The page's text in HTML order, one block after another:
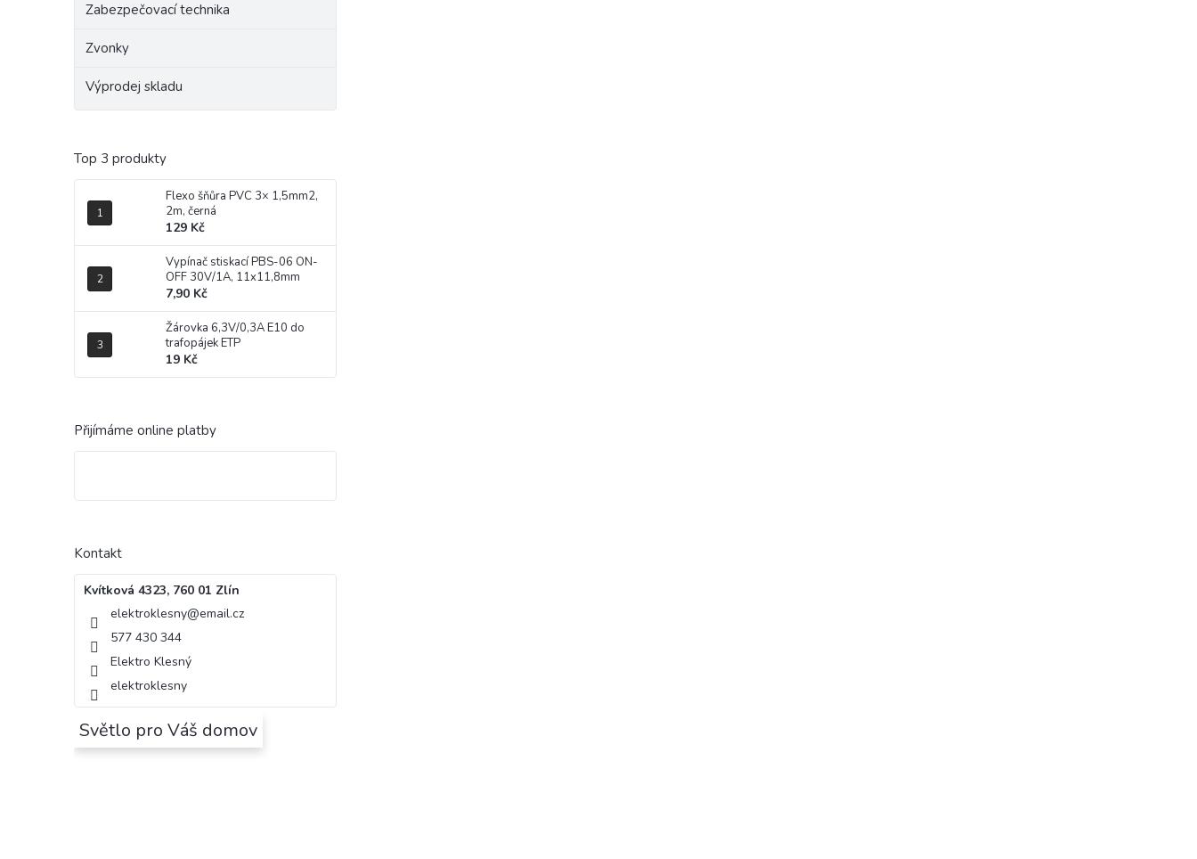
Zabezpečovací technika
Zvonky
Výprodej skladu
Top 3 produkty
Flexo šňůra PVC 3× 1,5mm2,
2m, černá
129 Kč
Vypínač stiskací PBS-06 ON-
OFF 30V/1A, 11x11,8mm
7,90 Kč
Žárovka 6,3V/0,3A E10 do
trafopájek ETP
19 Kč
Přijímáme online platby
Kontakt
Kvítková 4323, 760 01 Zlín
elektroklesny@email.cz
577 430 344
Elektro Klesný
elektroklesny
Světlo pro Váš domov